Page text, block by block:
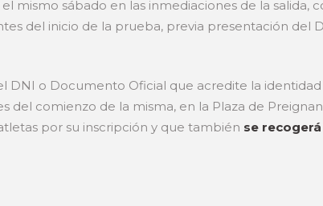
mismo sábado en las inmediaciones de la salida,
del inicio de la prueba, previa presentación del
DNI o Documento Oficial que acredite la
del comienzo de la misma, en la Plaza de
por su inscripción y que también se